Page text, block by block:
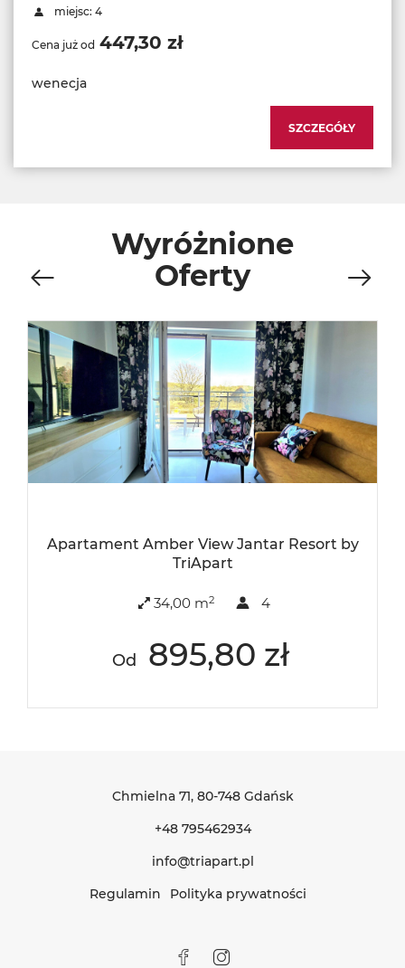
miejsc: 4
Cena już od 447,30 zł
wenecja
SZCZEGÓŁY
Wyróżnione
Oferty
Apartament Amber View Jantar Resort by
TriApart
34,00 m2 4
Od 895,80 zł
Chmielna 71, 80-748 Gdańsk
+48 795462934
info@triapart.pl
Regulamin
Polityka prywatności